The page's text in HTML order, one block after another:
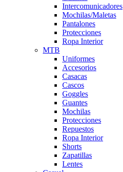
Intercomunicadores
Mochilas/Maletas
Pantalones
Protecciones
Ropa Interior
MTB
Uniformes
Accesorios
Casacas
Cascos
Goggles
Guantes
Mochilas
Protecciones
Repuestos
Ropa Interior
Shorts
Zapatillas
Lentes